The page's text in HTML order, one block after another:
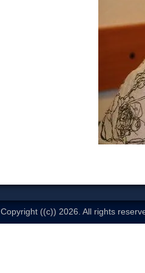
Copyright ((c)) 2026. All rights